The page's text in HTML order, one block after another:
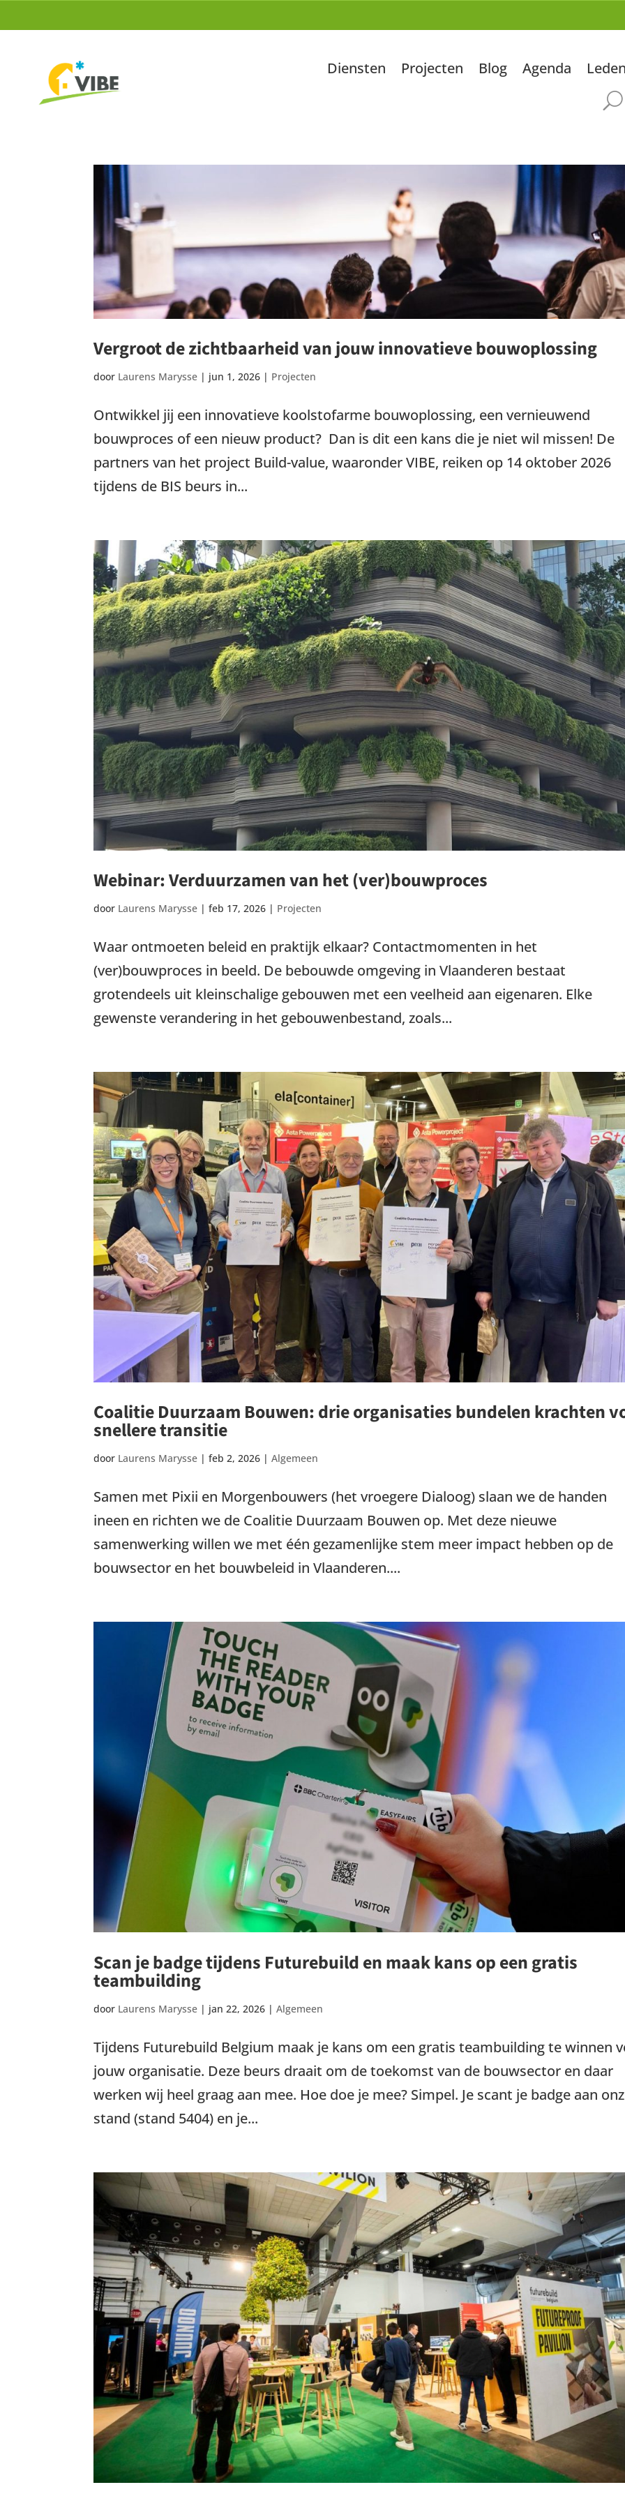
Diensten Projecten Blog Agenda
Vergroot de zichtbaarheid van jouw innovatieve bouwoplossing
door Laurens Marysse | jun 1, 2026 | Projecten
Ontwikkel jij een innovatieve koolstofarme bouwoplossing, een vernieuwend
bouwproces of een nieuw product? Dan is dit een kans die je niet wil missen! De
partners van het project Build-value, waaronder VIBE, reiken op 14 oktober 2026
tijdens de BIS beurs in...
Webinar: Verduurzamen van het (ver)bouwproces
door Laurens Marysse |feb 17, 2026 | Projecten
Waar ontmoeten beleid en praktijk elkaar? Contactmomenten in het
(ver)bouwproces in beeld. De bebouwde omgeving in Vlaanderen bestaat
grotendeels uit kleinschalige gebouwen met een veelheid aan eigenaren. Elke
gewenste verandering in het gebouwenbestand, zoals...
Coalitie Duurzaam Bouwen: drie organisaties bundelen krachten
snellere transitie
door Laurens Marysse |feb 2, 2026 |Algemeen
Samen met Pixii en Morgenbouwers (het vroegere Dialoog) slaan we de handen
ineen en richten we de Coalitie Duurzaam Bouwen op. Met deze nieuwe
samenwerking willen we met één gezamenlijke stem meer impact hebben op de
bouwsector en het bouwbeleid in Vlaanderen....
Scan je badge tijdens Futurebuild en maak kans op een gratis
teambuilding
door Laurens Marysse | jan 22, 2026 |Algemeen
Tijdens Futurebuild Belgium maak je kans om een gratis teambuilding te winnen
jouw organisatie. Deze beurs draait om de toekomst van de bouwsector en daar
werken wij heel graag aan mee. Hoe doe je mee? Simpel. Je scant je badge aan
stand (stand 5404) en je...